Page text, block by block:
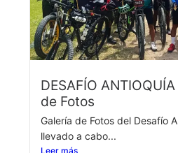
DESAFÍO
de Fotos
Galería de Fotos del Desafío
llevado a cabo...
Leer más